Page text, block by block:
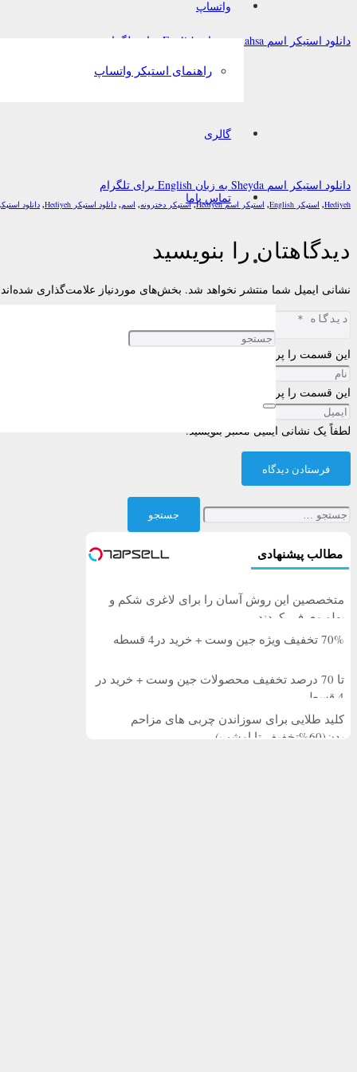
واتساپ
راهنمای استیکر واتساپ
گالری
تماس باما
دانلود استیکر اسم mahsa به زبان English برای تلگرام
دانلود استیکر اسم Sheyda به زبان English برای تلگرام
Hediyeh
, استیکر English , استیکر اسم Hediyeh ,استیکر دخترونه, اسم, دانلود استیکر Hediyeh , دانلود
دیدگاهتان را بنویسید
نشانی ایمیل شما منتشر نخواهد شد. بخش‌های موردنیاز علامت‌گذاری شده‌اند
این قسمت را پر کنید
این قسمت را پر کنید
لطفاً یک نشانی ایمیل معتبر بنویسید.
فرستادن دیدگاه
جستجو
برای:
مطالب پیشنهادی
متخصصین این روش آسان را برای لاغری شکم و
پهلو معرفی کردند
70% تخفیف ویژه جین وست + خرید در4 قسطه
تا 70 درصد تخفیف محصولات جین وست + خرید در
4 قسط
کلید طلایی برای سوزاندن چربی های مزاحم
بدن(60%تخفیف تا امشب)